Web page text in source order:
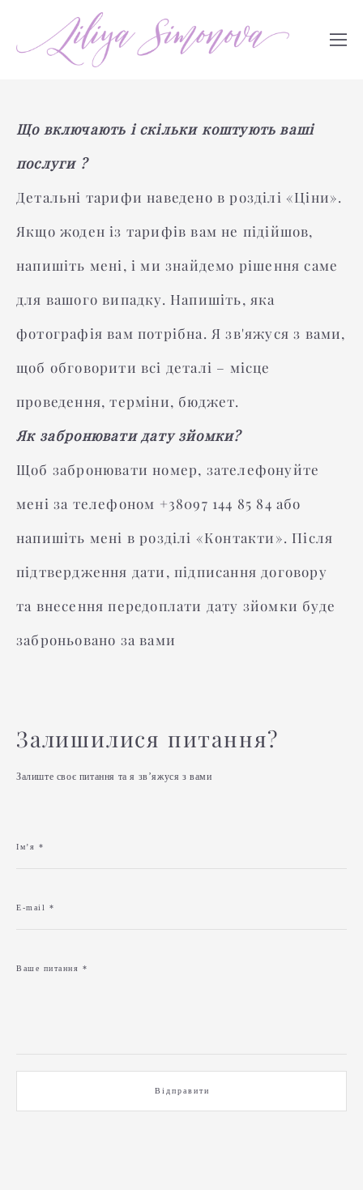
Що включають і скільки коштують ваші
послуги ?
Детальні тарифи наведено в розділі «Ціни».
Якщо жоден із тарифів вам не підійшов,
напишіть мені, і ми знайдемо рішення саме
для вашого випадку. Напишіть, яка
фотографія вам потрібна. Я зв'яжуся з вами,
щоб обговорити всі деталі – місце
проведення, терміни, бюджет.
Як забронювати дату зйомки?
Щоб забронювати номер, зателефонуйте
мені за телефоном +38097 144 85 84 або
напишіть мені в розділі «Контакти». Після
підтвердження дати, підписання договору
та внесення передоплати дату зйомки буде
заброньовано за вами
Залишилися питання?
Залиште своє питання та я звʼяжуся з вами
Імʼя *
E-mail *
Ваше питання *
Відправити